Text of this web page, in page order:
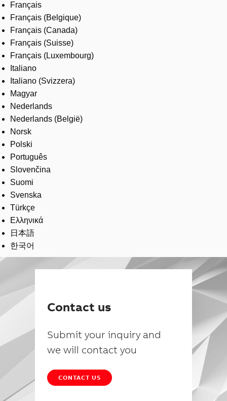
Français
Français (Belgique)
Français (Canada)
Français (Suisse)
Français (Luxembourg)
Italiano
Italiano (Svizzera)
Magyar
Nederlands
Nederlands (België)
Norsk
Polski
Português
Slovenčina
Suomi
Svenska
Türkçe
Ελληνικά
日本語
한국어
Contact us
Submit your inquiry and
we will contact you
CONTACT US